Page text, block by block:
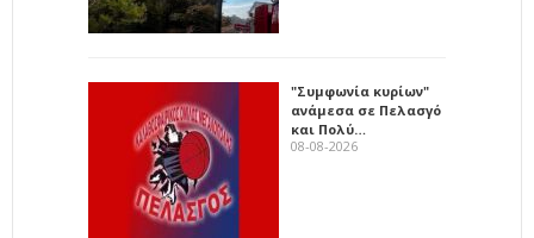
"Συμφωνία κυρίων"
ανάμεσα σε Πελασγό
και Πολύ…
08-08-2026